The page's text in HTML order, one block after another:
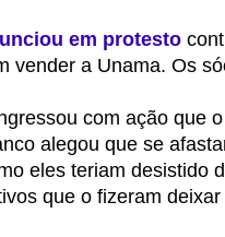
em protesto
vender a Unama. Os
com ação que o
alegou que se
eles teriam desistido
que o fizeram